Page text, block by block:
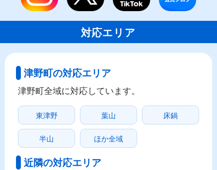
対応エリア
津野町の対応エリア
津野町全域に対応しています。
東津野 葉山 床鍋
半山 ほか全域
近隣の対応エリア